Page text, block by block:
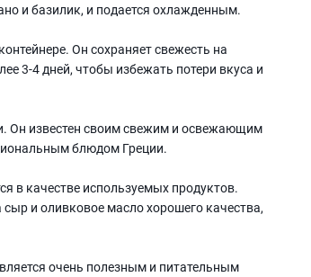
и базилик, и подается охлажденным.
Он сохраняет свежесть на
3-4 дней, чтобы избежать потери вкуса и
Он известен своим свежим и освежающим
блюдом Греции.
в качестве используемых продуктов.
и оливковое масло хорошего качества,
очень полезным и питательным